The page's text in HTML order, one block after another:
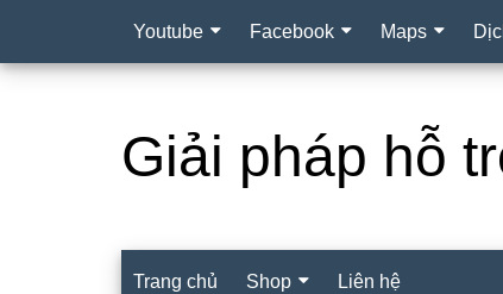
Youtube Facebook Maps
Giải pháp hỗ
Trang chủ Shop Liên hệ